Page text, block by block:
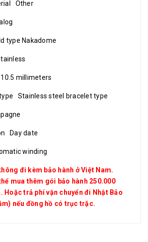
Other
type Nakadome
millimeters
Stainless steel bracelet type
Day date
winding
đi kèm bảo hành ở Việt Nam.
mua thêm gói bảo hành 250.000
Hoặc trả phí vận chuyển đi Nhật Bảo
nếu đồng hồ có trục trặc.